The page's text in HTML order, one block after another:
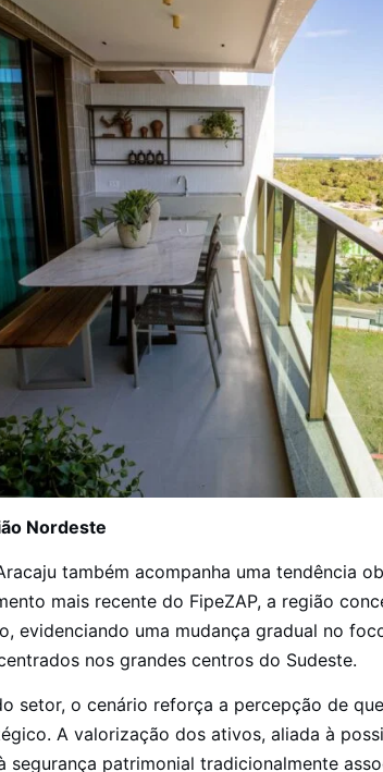
Nordeste
também acompanha uma tendência
mais recente do FipeZAP, a região
evidenciando uma mudança gradual no
nos grandes centros do Sudeste.
setor, o cenário reforça a percepção de
A valorização dos ativos, aliada à
segurança patrimonial tradicionalmente